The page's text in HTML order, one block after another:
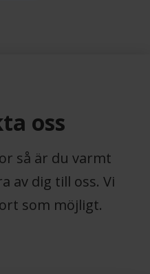
oss
så är du varmt
av dig till oss. Vi
som möjligt.